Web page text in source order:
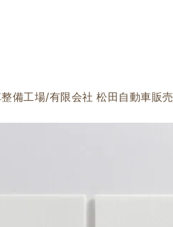
備工場/有限会社 松田自動車販売